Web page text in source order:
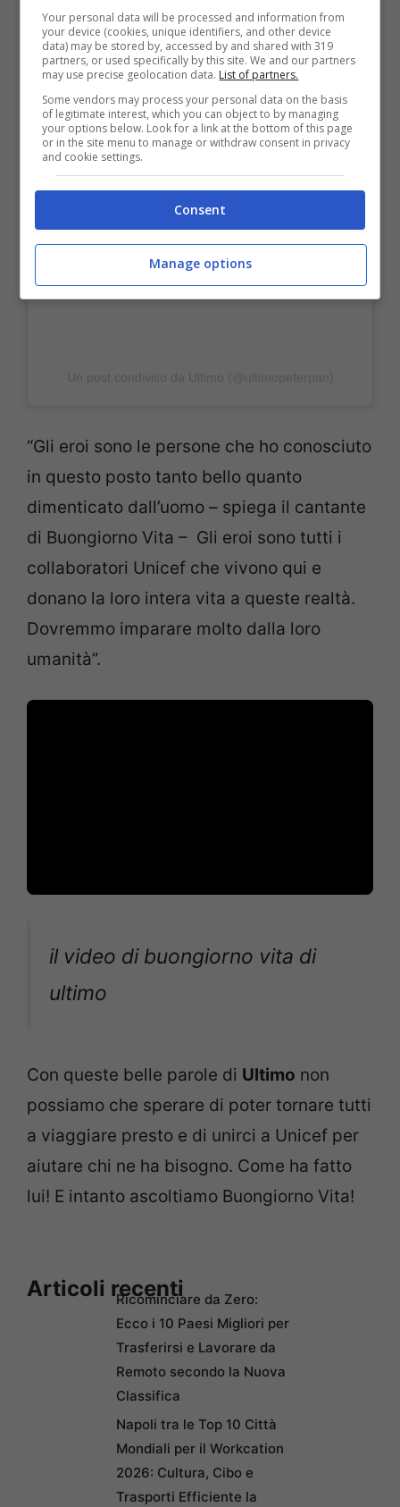
Visualizza questo post su Instagram
“Gli eroi sono le persone che ho conosciuto
in questo posto tanto bello quanto
dimenticato dall’uomo – spiega il cantante
di Buongiorno Vita – Gli eroi sono tutti i
collaboratori Unicef che vivono qui e
donano la loro intera vita a queste realtà.
Dovremmo imparare molto dalla loro
umanità”.
il video di buongiorno vita di
ultimo
Con queste belle parole di Ultimo non
possiamo che sperare di poter tornare tutti
a viaggiare presto e di unirci a Unicef per
aiutare chi ne ha bisogno. Come ha fatto
lui! E intanto ascoltiamo Buongiorno Vita!
Articoli recentiRicominciare da Zero:
Ecco i 10 Paesi Migliori per
Trasferirsi e Lavorare da
Remoto secondo la Nuova
Classifica
Napoli tra le Top 10 Città
Mondiali per il Workcation
2026: Cultura, Cibo e
Trasporti Efficiente la
Your personal data will be processed and information from
your device (cookies, unique identifiers, and other device
data) may be stored by, accessed by and shared with 319
partners, or used specifically by this site. We and our partners
may use precise geolocation data. List of partners.
Some vendors may process your personal data on the basis
of legitimate interest, which you can object to by managing
your options below. Look for a link at the bottom of this page
or in the site menu to manage or withdraw consent in privacy
and cookie settings.
Consent
Manage options